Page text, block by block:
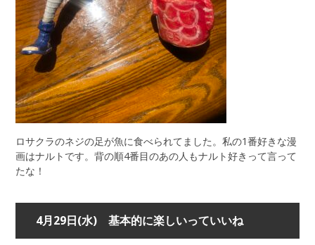
ロサクラのネジの足が魚に食べられてました。私の1番好きな漫
画はナルトです。背の順4番目のあの人もナルト好きって言って
たな！
4月29日(水) 基本的に楽しいっていいね